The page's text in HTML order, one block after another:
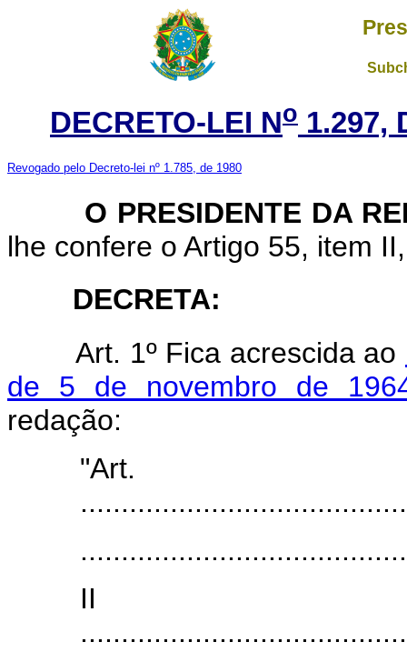
DECRETO-LEI No 1.297,
Revogado pelo Decreto-lei nº 1.785, de 1980
O PRESIDENTE DA
lhe confere o Artigo 55, item
DECRETA:
Art. 1º Fica acrescida ao
de 5 de novembro de
redação: